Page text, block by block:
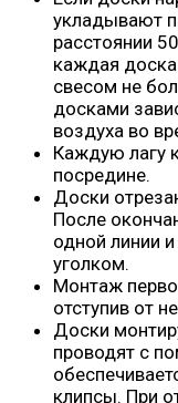
укладывают
расстоянии
каждая
свесом не
досками
воздуха во
Каждую лагу
посредине.
Доски
После
одной линии
уголком.
Монтаж
отступив от
Доски
проводят с
клипсы. При